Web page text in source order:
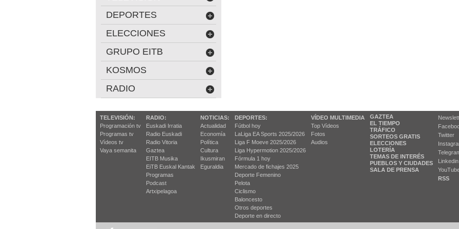
DEPORTES
ELECCIONES
GRUPO EITB
KOSMOS
RADIO
TELEVISIÓN:
Programación tv
Programas tv
Vídeos tv
Vaya semanita
RADIO:
Euskadi Irratia
Radio Euskadi
Radio Vitoria
Gaztea
EITB Musika
EiTB Euskal Kantak
Programas
Podcast
Artxipelagoa
NOTICIAS:
Actualidad
Economía
Política
Cultura
Ikusmiran
Eguraldia
DEPORTES:
Fútbol hoy
LaLiga EA Sports 2025/2026
Liga F Moeve 2025/2026
Liga Hypermotion 2025/2026
Fórmula 1 hoy
Mercado de fichajes 2025
Deporte Femenino
Pelota
Ciclismo
Baloncesto
Otros deportes
Deporte en directo
VÍDEO MULTIMEDIA
Top Vídeos
Fotos
Audios
GAZTEA
EL TIEMPO
TRÁFICO
SORTEOS GRATIS
ELECCIONES
LOTERÍA
TEMAS DE INTERÉS
PUEBLOS Y CIUDADES
SALA DE PRENSA
Twitter
Linkedin
RSS